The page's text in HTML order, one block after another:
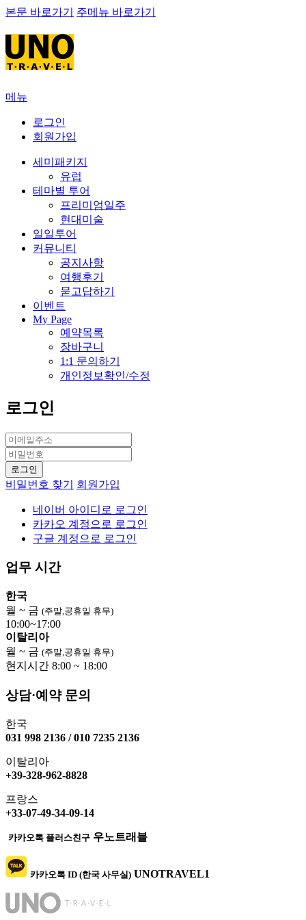
본문 바로가기 주메뉴 바로가기
메뉴
로그인
회원가입
세미패키지
유럽
테마별 투어
프리미엄일주
현대미술
일일투어
커뮤니티
공지사항
여행후기
묻고답하기
이벤트
My Page
예약목록
장바구니
1:1 문의하기
개인정보확인/수정
로그인
비밀번호 찾기 회원가입
네이버 아이디로 로그인
카카오 계정으로 로그인
구글 계정으로 로그인
업무 시간
한국
월 ~ 금 (주말,공휴일 휴무)
10:00~17:00
이탈리아
월 ~ 금 (주말,공휴일 휴무)
현지시간 8:00 ~ 18:00
상담·예약 문의
한국
031 998 2136 / 010 7235 2136
이탈리아
+39-328-962-8828
프랑스
+33-07-49-34-09-14
카카오톡 플러스친구 우노트래블
카카오톡 ID (한국 사무실) UNOTRAVEL1